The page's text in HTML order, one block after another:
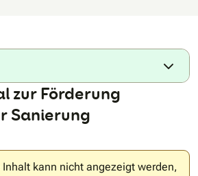
zur Förderung
Sanierung
kann nicht angezeigt werden,